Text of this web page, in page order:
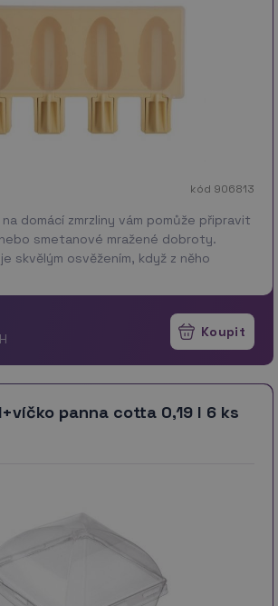
kód 906813
domácí zmrzliny vám pomůže připravit
smetanové mražené dobroty.
skvělým osvěžením, když z něho
panna cotta 0,19 l 6 ks